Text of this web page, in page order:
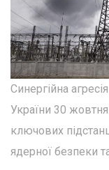
Синергійна
України 30
ключових
ядерної безпеки